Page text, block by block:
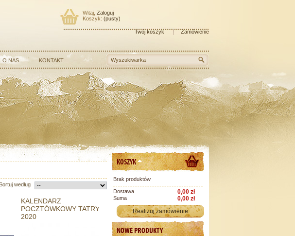
Witaj, Zaloguj
Koszyk: (pusty)
Twój koszyk Zamówienie
O NAS KONTAKT
według
KALENDARZ
POCZTÓWKOWY TATRY
2020
KOSZYK
Brak produktów
Dostawa 0,00 zł
Suma
0,00 zł
Realizuj zamówienie
NOWE PRODUKTY